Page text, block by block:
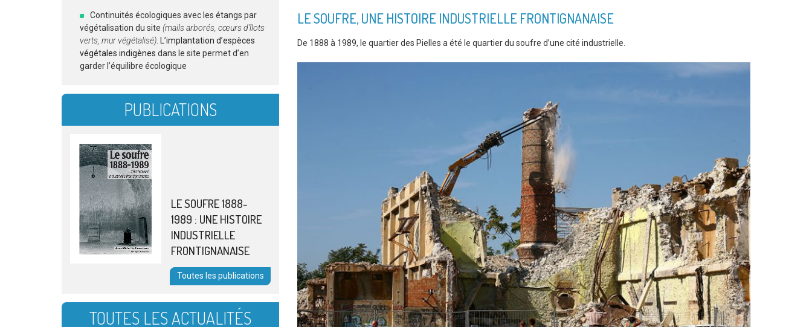
LE SOUFRE, UNE HISTOIRE INDUSTRIELLE FRONTIGNANAISE
De 1888 à 1989, le quartier des Pielles a été le quartier du soufre d’une cité industrielle.
Continuités écologiques avec les étangs par
végétalisation du site (mails arborés, cœurs d’îlots
verts, mur végétalisé) . L’implantation d’espèces
végétales indigènes dans le site permet d’en
garder l’équilibre écologique
PUBLICATIONS
LE SOUFRE 1888-
1989 : UNE HISTOIRE
INDUSTRIELLE
FRONTIGNANAISE
Toutes les publications
TOUTES LES ACTUALITÉS